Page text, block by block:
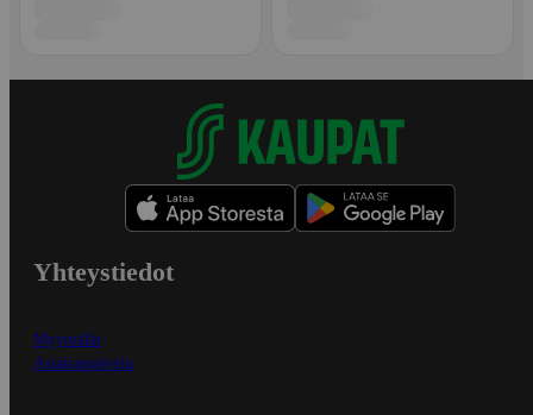
Yhteystiedot
Myymälät
Asiakaspalvelu